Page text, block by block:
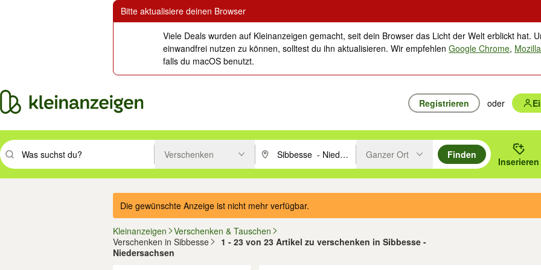
Bitte aktualisiere deinen Browser
Viele Deals wurden auf Kleinanzeigen gemacht, seit dein Browser das Licht der Welt erblickt hat.
einwandfrei nutzen zu können, solltest du ihn aktualisieren. Wir empfehlenGoogle Chrome,
falls du macOS benutzt.
Registrieren oder
Suchbegriff eingeben. Eingabetaste drücken um zu suchen, oder Vorschläge mit den Pfeiltasten nach oben/unten durchsuchen und mit
Verschenken PLZ oder Ort eingeben. Eingabetaste drücken um zu suchen, oder
Ganzer Ort
Finden
Inserieren
Die gewünschte Anzeige ist nicht mehr verfügbar.
Kleinanzeigen
Verschenken & Tauschen
Verschenken in Sibbesse
1 - 23 von 23 Artikel zu verschenken in Sibbesse -
Niedersachsen